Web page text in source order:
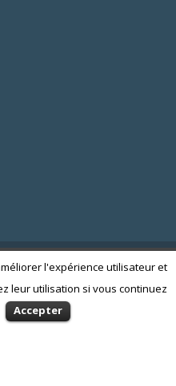
l'expérience utilisateur et
leur utilisation si vous continuez
Accepter